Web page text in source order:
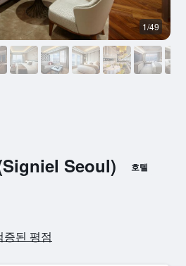
Seoul) 호텔
된 평점
1/49